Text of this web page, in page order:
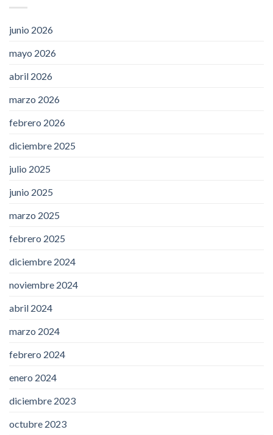
junio 2026
mayo 2026
abril 2026
marzo 2026
febrero 2026
diciembre 2025
julio 2025
junio 2025
marzo 2025
febrero 2025
diciembre 2024
noviembre 2024
abril 2024
marzo 2024
febrero 2024
enero 2024
diciembre 2023
octubre 2023